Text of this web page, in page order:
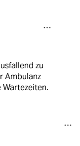
zu
Ambulanz